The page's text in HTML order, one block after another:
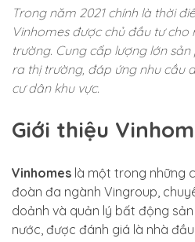
Trong năm 2021 chính là thời
Vinhomes được chủ đầu tư cho
trường. Cung cấp lượng lớn
ra thị trường, đáp ứng nhu cầu
cư dân khu vực.
Giới thiệu
Vinhomes là một trong những
đoàn đa ngành Vingroup,
doảnh và quản lý bất động
nước, được đánh giá là nhà